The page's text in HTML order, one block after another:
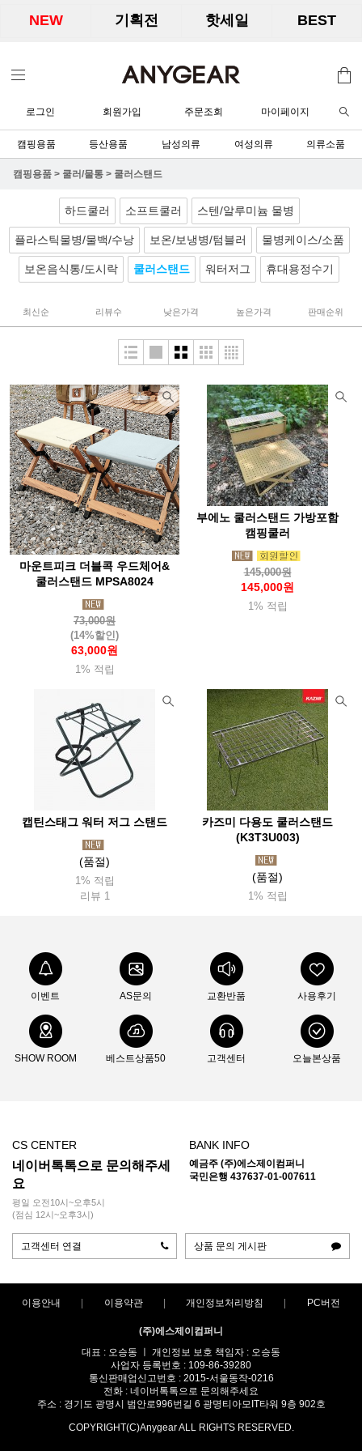
NEW 기획전 핫세일 BEST
로그인 회원가입 주문조회 마이페이지
캠핑용품 등산용품 남성의류 여성의류 의류소품
캠핑용품 > 쿨러/물통 > 쿨러스탠드
하드쿨러 소프트쿨러 스텐/알루미늄 물병
플라스틱물병/물백/수낭 보온/보냉병/텀블러 물병케이스/소품
보온음식통/도시락 쿨러스탠드 워터저그 휴대용정수기
최신순 리뷰수 낮은가격 높은가격 판매순위
마운트피크 더블콕 우드체어&
쿨러스탠드 MPSA8024
73,000원
(14%할인)
63,000원
1% 적립
부에노 쿨러스탠드 가방포함
캠핑쿨러
145,000원
145,000원
1% 적립
캡틴스태그 워터 저그 스탠드
(품절)
1% 적립
리뷰 1
카즈미 다용도 쿨러스탠드
(K3T3U003)
(품절)
1% 적립
이벤트 AS문의 교환반품 사용후기
SHOW ROOM 베스트상품50 고객센터 오늘본상품
CS CENTER
네이버톡톡으로 문의해주세
요
평일 오전10시~오후5시
(점심 12시~오후3시)
BANK INFO
예금주 (주)에스제이컴퍼니
국민은행 437637-01-007611
고객센터 연결 상품 문의 게시판
이용안내 이용약관 개인정보처리방침 PC버전
(주)에스제이컴퍼니
대표 : 오승동 ㅣ 개인정보 보호 책임자 : 오승동
사업자 등록번호 : 109-86-39280
통신판매업신고번호 : 2015-서울동작-0216
전화 : 네이버톡톡으로 문의해주세요
주소 : 경기도 광명시 범안로996번길 6 광명티아모IT타워 9층 902호
COPYRIGHT(C)Anygear ALL RIGHTS RESERVED.